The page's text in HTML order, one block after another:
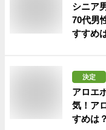
シニア
70代男
すすめ
決定
アロエ
気！ア
すめは？